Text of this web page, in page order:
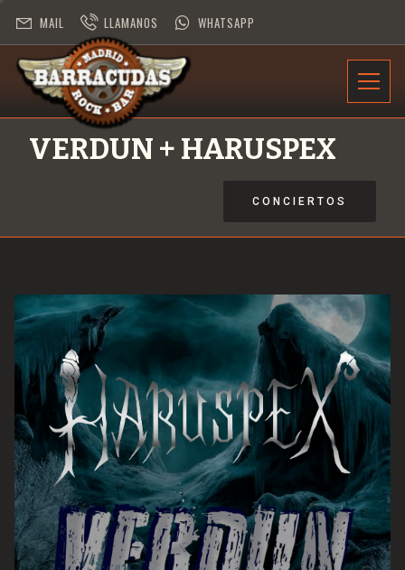
MAIL LLAMANOS WHATSAPP
VERDUN + HARUSPEX
CONCIERTOS
PROGRAMACIÓN
CONTRATACIÓN